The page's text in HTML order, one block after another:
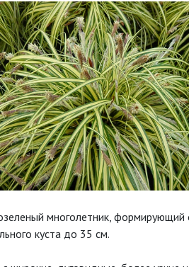
многолетник,
куста до 35 см.